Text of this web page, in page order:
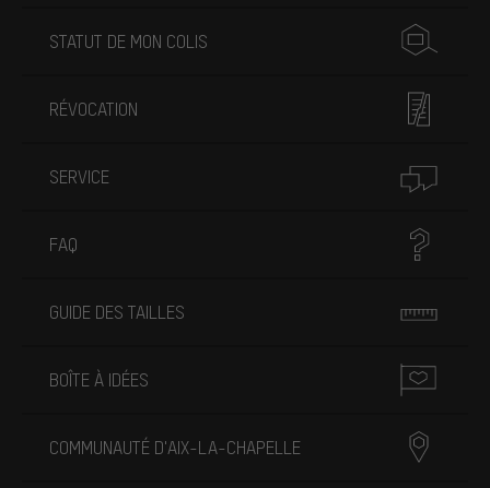
STATUT DE MON COLIS
RÉVOCATION
SERVICE
FAQ
GUIDE DES TAILLES
BOÎTE À IDÉES
COMMUNAUTÉ D'AIX-LA-CHAPELLE